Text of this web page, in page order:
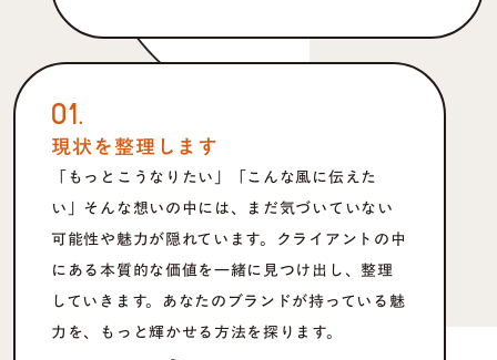
01.
現状を整理します
「もっとこうなりたい」「こんな風に伝えた
い」そんな想いの中には、まだ気づいていない
可能性や魅力が隠れています。クライアントの中
にある本質的な価値を一緒に見つけ出し、整理
していきます。あなたのブランドが持っている魅
力を、もっと輝かせる方法を探ります。